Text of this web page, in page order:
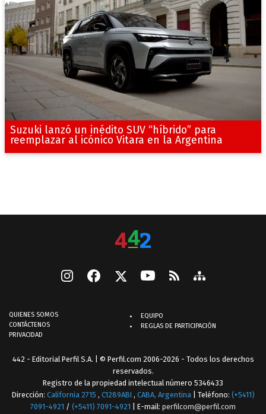
Suzuki lanzó un inédito SUV “híbrido” para
reemplazar al icónico Vitara en la Argentina
QUIENES SOMOS
CONTÁCTENOS
PRIVACIDAD
EQUIPO
REGLAS DE PARTICIPACIÓN
442 - Editorial Perfil S.A. | © Perfil.com 2006-2026 - Todos los derechos
reservados.
Registro de la propiedad intelectual número 5346433
Dirección: California 2715 , C1289ABI , CABA, Argentina | Teléfono: (+5411)
7091-4921 / (+5411) 7091-4921 | E-mail: perfilcom@perfil.com